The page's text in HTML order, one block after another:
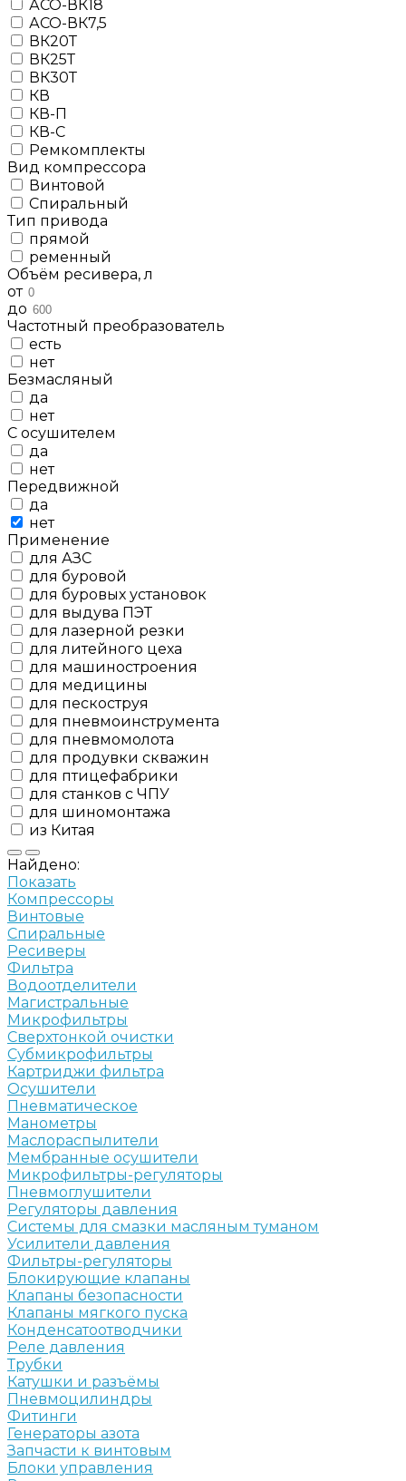
АСО-ВК18
АСО-ВК7,5
ВК20Т
ВК25Т
ВК30Т
КВ
КВ-П
КВ-С
Ремкомплекты
Вид компрессора
Винтовой
Спиральный
Тип привода
прямой
ременный
Объём ресивера, л
от
до
Частотный преобразователь
есть
нет
Безмасляный
да
нет
С осушителем
да
нет
Передвижной
да
нет
Применение
для АЗС
для буровой
для буровых установок
для выдува ПЭТ
для лазерной резки
для литейного цеха
для машиностроения
для медицины
для пескоструя
для пневмоинструмента
для пневмомолота
для продувки скважин
для птицефабрики
для станков с ЧПУ
для шиномонтажа
из Китая
Найдено:
Показать
Компрессоры
Винтовые
Спиральные
Ресиверы
Фильтра
Водоотделители
Магистральные
Микрофильтры
Сверхтонкой очистки
Субмикрофильтры
Картриджи фильтра
Осушители
Пневматическое
Манометры
Маслораспылители
Мембранные осушители
Микрофильтры-регуляторы
Пневмоглушители
Регуляторы давления
Системы для смазки масляным туманом
Усилители давления
Фильтры-регуляторы
Блокирующие клапаны
Клапаны безопасности
Клапаны мягкого пуска
Конденсатоотводчики
Реле давления
Трубки
Катушки и разъёмы
Пневмоцилиндры
Фитинги
Генераторы азота
Запчасти к винтовым
Блоки управления